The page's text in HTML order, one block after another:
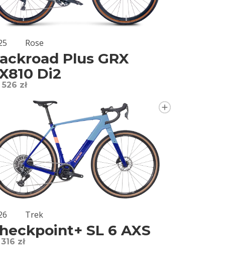
Rose
Plus GRX
Di2
zł
Trek
SL 6 AXS
zł